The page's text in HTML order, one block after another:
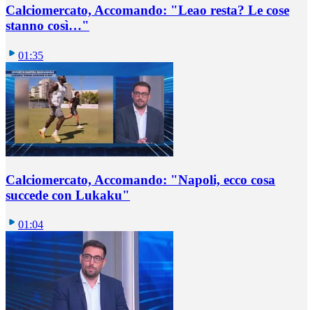
Calciomercato, Accomando: "Leao resta? Le cose
stanno così…"
01:35
Calciomercato, Accomando: "Napoli, ecco cosa
succede con Lukaku"
01:04